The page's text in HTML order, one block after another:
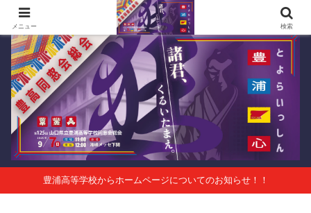
第125回山口県立豊浦高等学校同窓会総会 会報Vol.63
豊浦高等学校からホームページについてのお知らせ！！
メニュー 検索